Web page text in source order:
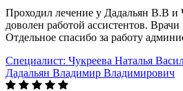
Проходил лечение у Дадальян В.В
доволен работой ассистентов.
Отдельное спасибо за работу
Специалист: Чукреева Наталья
Дадальян Владимир Владимирович